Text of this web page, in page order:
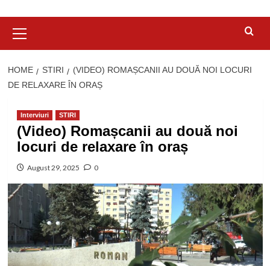
Menu
HOME STIRI
(VIDEO) ROMAȘCANII AU DOUĂ NOI LOCURI
DE RELAXARE ÎN ORAȘ
Interviuri STIRI
(Video) Romașcanii au două noi
locuri de relaxare în oraș
August 29, 2025 0